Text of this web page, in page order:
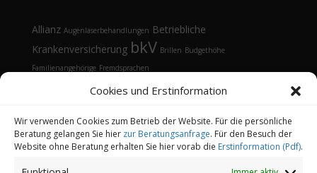
Cookies und Erstinformation
Wir verwenden Cookies zum Betrieb der Website. Für die persönliche
Beratung gelangen Sie hier zur Beratungsanfrage. Für den Besuch der
Website ohne Beratung erhalten Sie hier vorab die Erstinformation (Pdf).
Allianz Augenlaserbehandlungen Betriebliche
Krankenversicherung bkV Brillen Budgethöhe
Familienangehörige Fremdsprachen
Gesundheitsmanagement Gesundheitstelefon
Sonnenbrille Tarifvergleich Vorsorgeuntersuchungen Vorteile
Öffnungsfenster